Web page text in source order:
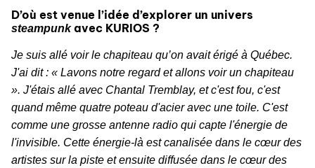
D’où est venue l’idée d’explorer un univers
steampunkavec KURIOS ?
Je suis allé voir le chapiteau qu’on avait érigé à Québec.
J'ai dit : « Lavons notre regard et allons voir un chapiteau
». J'étais allé avec Chantal Tremblay, et c'est fou, c'est
quand même quatre poteau d'acier avec une toile. C'est
comme une grosse antenne radio qui capte l'énergie de
l'invisible. Cette énergie-là est canalisée dans le cœur des
artistes sur la piste et ensuite diffusée dans le cœur des